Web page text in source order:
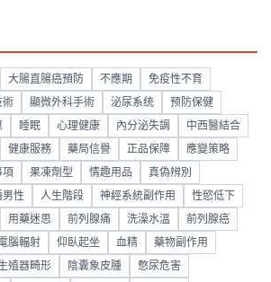
大腸直腸癌預防 不應期 免疫性不育
術 顯微外科手術 泌尿系统 预防保健
睡眠 心理健康 內分泌失調 中西醫結合
健康服務 藥局信譽 正品保障 應變策略
項 果凍劑型 情趣用品 真偽辨別
男性 人生階段 神經系統副作用 性慾低下
用藥迷思 前列腺痛 洗澡水溫 前列腺癌
腦輻射 仰臥起坐 血精 藥物副作用
殖器畸形 陰囊象皮腫 憋尿危害